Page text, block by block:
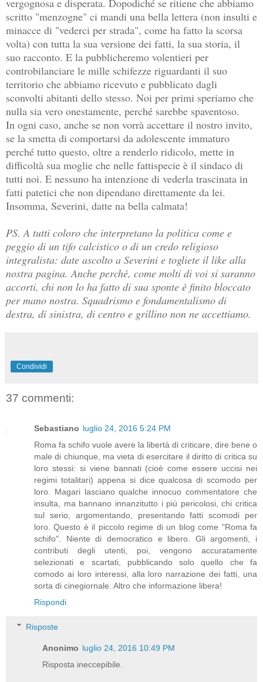
scritto "menzogne" ci mandi una bella lettera (non insulti e
minacce di "vederci per strada", come ha fatto la scorsa
volta) con tutta la sua versione dei fatti, la sua storia, il
suo racconto. E la pubblicheremo volentieri per
controbilanciare le mille schifezze riguardanti il suo
territorio che abbiamo ricevuto e pubblicato dagli
sconvolti abitanti dello stesso. Noi per primi speriamo che
nulla sia vero onestamente, perché sarebbe spaventoso.
In ogni caso, anche se non vorrà accettare il nostro invito,
se la smetta di comportarsi da adolescente immaturo
perché tutto questo, oltre a renderlo ridicolo, mette in
difficoltà sua moglie che nelle fattispecie è il sindaco di
tutti noi. E nessuno ha intenzione di vederla trascinata in
fatti patetici che non dipendano direttamente da lei.
Insomma, Severini, datte na bella calmata!
PS. A tutti coloro che interpretano la politica come e
peggio di un tifo calcistico o di un credo religioso
integralista: date ascolto a Severini e togliete il like alla
nostra pagina. Anche perché, come molti di voi si saranno
accorti, chi non lo ha fatto di sua sponte è finito bloccato
per mano nostra. Squadrismo e fondamentalismo di
destra, di sinistra, di centro e grillino non ne accettiamo.
Condividi
37 commenti:
Sebastiano luglio 24, 2016 5:24 PM
Roma fa schifo vuole avere la libertà di criticare, dire bene o
male di chiunque, ma vieta di esercitare il diritto di critica su
loro stessi: si viene bannati (cioè come essere uccisi nei
regimi totalitari) appena si dice qualcosa di scomodo per
loro. Magari lasciano qualche innocuo commentatore che
insulta, ma bannano innanzitutto i più pericolosi, chi critica
sul serio, argomentando, presentando fatti scomodi per
loro. Questo è il piccolo regime di un blog come "Roma fa
schifo". Niente di democratico e libero. Gli argomenti, i
contributi degli utenti, poi, vengono accuratamente
selezionati e scartati, pubblicando solo quello che fa
comodo ai loro interessi, alla loro narrazione dei fatti, una
sorta di cinegiornale. Altro che informazione libera!
Rispondi
Risposte
Anonimo luglio 24, 2016 10:49 PM
Risposta ineccepibile.